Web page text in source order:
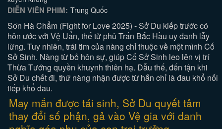
DIỄN VIÊN PHIM: Trung Quốc
Sơn Hà Chẩm (Fight for Love 2025) - Sở Du kiếp trước có
hôn ước với Vệ Uẩn, thế tử phủ Trấn Bắc Hầu uy danh lẫy
lừng. Tuy nhiên, trái tim của nàng chỉ thuộc về một mình Cố
Sở Sinh. Nàng từ bỏ hôn sự, giúp Cố Sở Sinh leo lên vị trí
Thừa Tướng quyền khuynh thiên hạ. Dẫu thế, đến tận khi
Sở Du chết đi, thứ nàng nhận được từ hắn chỉ là đau khổ nối
tiếp khổ đau.
May mắn được tái sinh, Sở Du quyết tâm
thay đổi số phận, gả vào Vệ gia với danh